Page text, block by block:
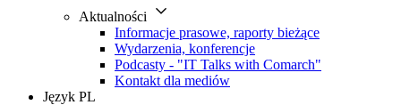
Aktualności
Informacje prasowe, raporty bieżące
Wydarzenia, konferencje
Podcasty - "IT Talks with Comarch"
Kontakt dla mediów
Język PL